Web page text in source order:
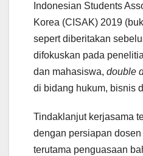
Indonesian Students
Korea (CISAK) 2019
sepert diberitakan
difokuskan pada
dan mahasiswa, double
di bidang hukum, bisnis
Tindaklanjut kerjasama
dengan persiapan
terutama penguasaan